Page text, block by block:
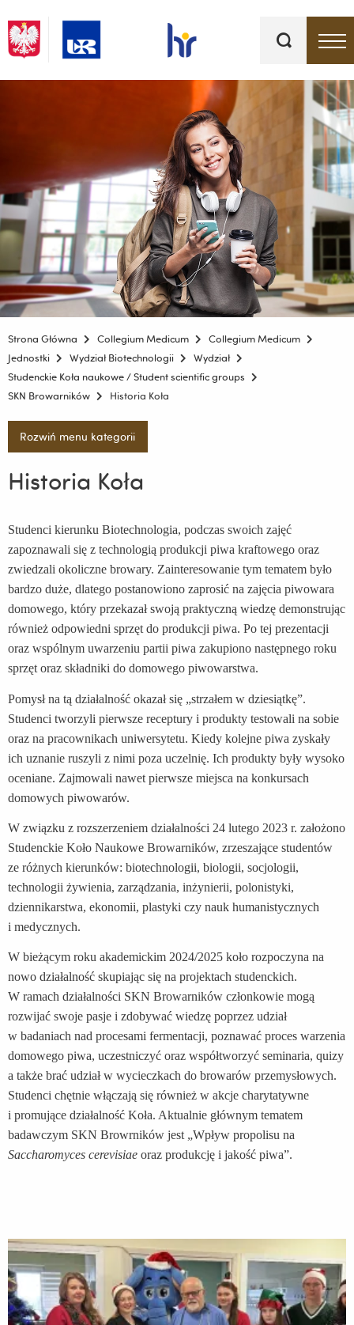
kluczowe
Strona Główna Collegium Medicum
Collegium Medicum
Jednostki
Wydział Biotechnologii
Wydział
Studenckie Koła naukowe / Student scientific groups
SKN Browarników
Historia Koła
Rozwiń menu kategorii
Historia Koła
Studenci kierunku Biotechnologia, podczas swoich zajęć
zapoznawali się z technologią produkcji piwa kraftowego oraz
zwiedzali okoliczne browary. Zainteresowanie tym tematem było
bardzo duże, dlatego postanowiono zaprosić na zajęcia piwowara
domowego, który przekazał swoją praktyczną wiedzę demonstrując
również odpowiedni sprzęt do produkcji piwa. Po tej prezentacji
oraz wspólnym uwarzeniu partii piwa zakupiono następnego roku
sprzęt oraz składniki do domowego piwowarstwa.
Pomysł na tą działalność okazał się „strzałem w dziesiątkę”.
Studenci tworzyli pierwsze receptury i produkty testowali na sobie
oraz na pracownikach uniwersytetu. Kiedy kolejne piwa zyskały
ich uznanie ruszyli z nimi poza uczelnię. Ich produkty były wysoko
oceniane. Zajmowali nawet pierwsze miejsca na konkursach
domowych piwowarów.
W związku z rozszerzeniem działalności 24 lutego 2023 r. założono
Studenckie Koło Naukowe Browarników, zrzeszające studentów
ze różnych kierunków: biotechnologii, biologii, socjologii,
technologii żywienia, zarządzania, inżynierii, polonistyki,
dziennikarstwa, ekonomii, plastyki czy nauk humanistycznych
i medycznych.
W bieżącym roku akademickim 2024/2025 koło rozpoczyna na
nowo działalność skupiając się na projektach studenckich.
W ramach działalności SKN Browarników członkowie mogą
rozwijać swoje pasje i zdobywać wiedzę poprzez udział
w badaniach nad procesami fermentacji, poznawać proces warzenia
domowego piwa, uczestniczyć oraz współtworzyć seminaria, quizy
a także brać udział w wycieczkach do browarów przemysłowych.
Studenci chętnie włączają się również w akcje charytatywne
i promujące działalność Koła. Aktualnie głównym tematem
badawczym SKN Browrników jest „Wpływ propolisu na
Saccharomyces cerevisiae oraz produkcję i jakość piwa”.